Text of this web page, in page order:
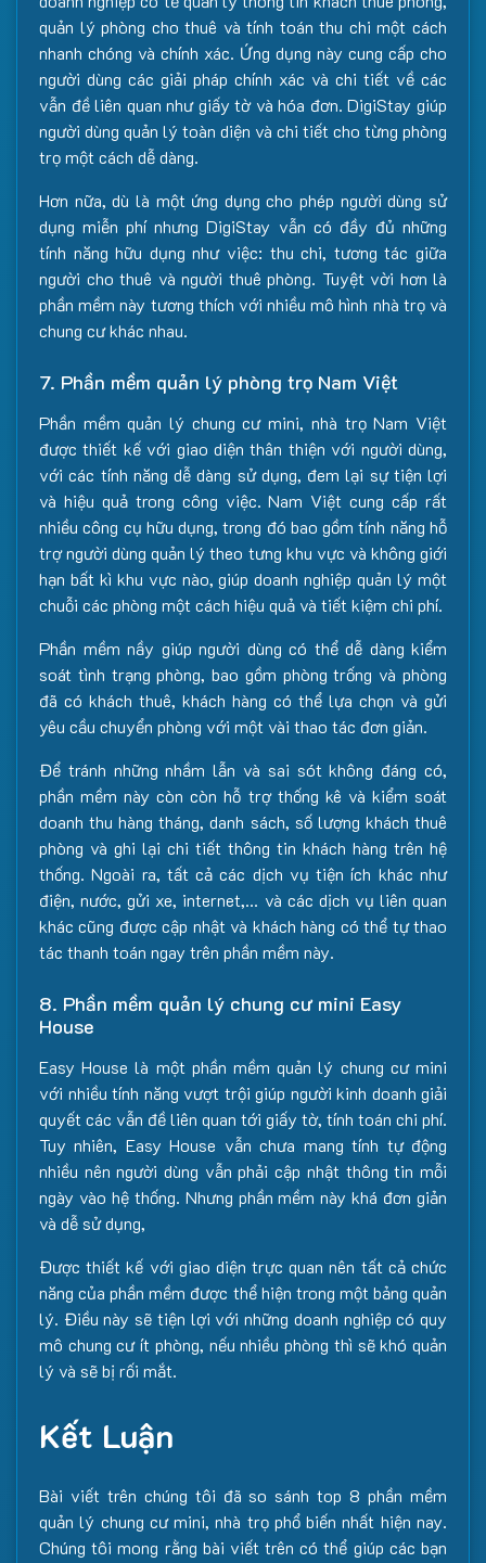
quản lý phòng cho thuê và tính toán thu chi một cách
nhanh chóng và chính xác. Ứng dụng này cung cấp cho
người dùng các giải pháp chính xác và chi tiết về các
vẫn đề liên quan như giấy tờ và hóa đơn. DigiStay giúp
người dùng quản lý toàn diện và chi tiết cho từng phòng
trọ một cách dễ dàng.
Hơn nữa, dù là một ứng dụng cho phép người dùng sử
dụng miễn phí nhưng DigiStay vẫn có đầy đủ những
tính năng hữu dụng như việc: thu chi, tương tác giữa
người cho thuê và người thuê phòng. Tuyệt vời hơn là
phần mềm này tương thích với nhiều mô hình nhà trọ và
chung cư khác nhau.
7. Phần mềm quản lý phòng trọ Nam Việt
Phần mềm quản lý chung cư mini, nhà trọ Nam Việt
được thiết kế với giao diện thân thiện với người dùng,
với các tính năng dễ dàng sử dụng, đem lại sự tiện lợi
và hiệu quả trong công việc. Nam Việt cung cấp rất
nhiều công cụ hữu dụng, trong đó bao gồm tính năng hỗ
trợ người dùng quản lý theo tưng khu vực và không giới
hạn bất kì khu vực nào, giúp doanh nghiệp quản lý một
chuỗi các phòng một cách hiệu quả và tiết kiệm chi phí.
Phần mềm nầy giúp người dùng có thể dễ dàng kiểm
soát tình trạng phòng, bao gồm phòng trống và phòng
đã có khách thuê, khách hàng có thể lựa chọn và gửi
yêu cầu chuyển phòng với một vài thao tác đơn giản.
Để tránh những nhầm lẫn và sai sót không đáng có,
phần mềm này còn còn hỗ trợ thống kê và kiểm soát
doanh thu hàng tháng, danh sách, số lượng khách thuê
phòng và ghi lại chi tiết thông tin khách hàng trên hệ
thống. Ngoài ra, tất cả các dịch vụ tiện ích khác như
điện, nước, gửi xe, internet,… và các dịch vụ liên quan
khác cũng được cập nhật và khách hàng có thể tự thao
tác thanh toán ngay trên phần mềm này.
8. Phần mềm quản lý chung cư mini Easy
House
Easy House là một phần mềm quản lý chung cư mini
với nhiều tính năng vượt trội giúp người kinh doanh giải
quyết các vẫn đề liên quan tới giấy tờ, tính toán chi phí.
Tuy nhiên, Easy House vẫn chưa mang tính tự động
nhiều nên người dùng vẫn phải cập nhật thông tin mỗi
ngày vào hệ thống. Nhưng phần mềm này khá đơn giản
và dễ sử dụng,
Được thiết kế với giao diện trực quan nên tất cả chức
năng của phần mềm được thể hiện trong một bảng quản
lý. Điều này sẽ tiện lợi với những doanh nghiệp có quy
mô chung cư ít phòng, nếu nhiều phòng thì sẽ khó quản
lý và sẽ bị rối mắt.
Kết Luận
Bài viết trên chúng tôi đã so sánh top 8 phần mềm
quản lý chung cư mini, nhà trọ phổ biến nhất hiện nay.
Chúng tôi mong rằng bài viết trên có thể giúp các bạn